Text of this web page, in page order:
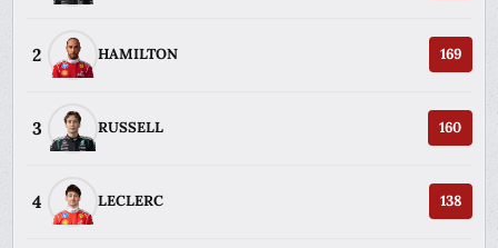
2 HAMILTON 169
3 RUSSELL 160
4 LECLERC 138